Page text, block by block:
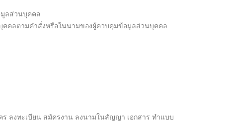
มูลส่วนบุคคล
คคลตามคำสั่งหรือในนามของผู้ควบคุมข้อมูลส่วนบุคคล
ลงทะเบียน สมัครงาน ลงนามในสัญญา เอกสาร ทำแบบ